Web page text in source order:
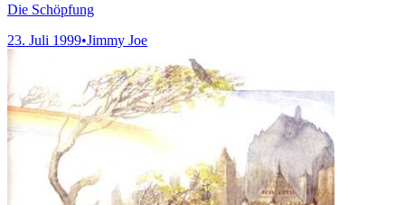
Die Schöpfung
23. Juli 1999•Jimmy Joe